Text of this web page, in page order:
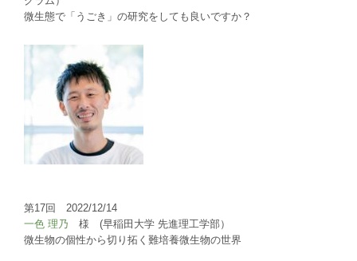
微生態で「うごき」の研究をしても良いですか？
第17回 2022/12/14
一色 理乃 様 (早稲田大学 先進理工学部）
微生物の個性から切り拓く難培養微生物の世界